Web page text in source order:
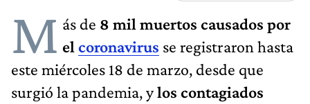
M ás de 8 mil muertos causados por
el coronavirus se registraron hasta
este miércoles 18 de marzo, desde que
surgió la pandemia, ylos contagiados